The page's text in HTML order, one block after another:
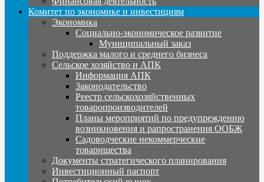
Комитет по экономике и инвестициям
Экономика
Социально-экономическое развитие
Муниципальный заказ
Поддержка малого и среднего бизнеса
Сельское хозяйство и АПК
Информация АПК
Законодательство
Реестр сельскохозяйственных
товаропроизводителей
Планы мероприятий по предупреждению
возникновения и рапространения ООБЖ
Садоводческие некоммерческие
товарищества
Документы стратегического планирования
Инвестиционный паспорт